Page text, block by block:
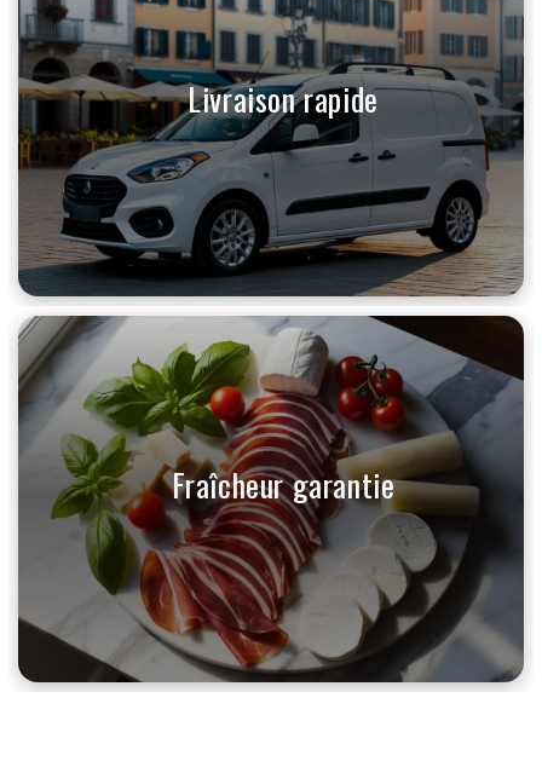
Livraison rapide
Fraîcheur garantie